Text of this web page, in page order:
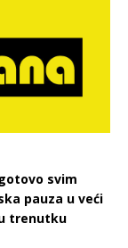
svim
pauza u veći
trenutku